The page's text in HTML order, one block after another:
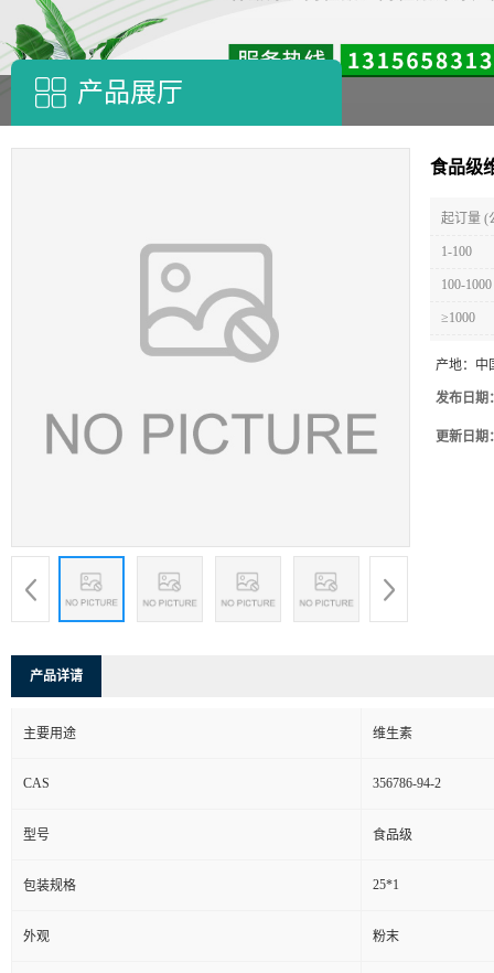
产品展厅
食品级
起订量 (
1-100
100-1000
≥1000
产地： 中
发布日期
更新日期
产品详请
主要用途 维生素
CAS 356786-94-2
型号 食品级
包装规格 25*1
外观 粉末